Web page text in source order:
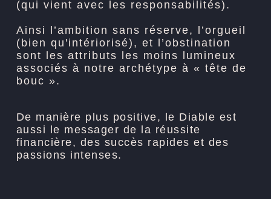
(qui vient avec les responsabilités).
Ainsi l’ambition sans réserve, l’orgueil
(bien qu'intériorisé), et l’obstination
sont les attributs les moins lumineux
associés à notre archétype à « tête de
bouc ».
De manière plus positive, le Diable est
aussi le messager de la réussite
financière, des succès rapides et des
passions intenses.